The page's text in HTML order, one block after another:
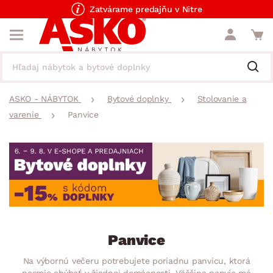
Zatvárame predajňu v Nitre
ASKO - NÁBYTOK Bytové doplnky
Stolovanie a
varenie
Panvice
Panvice
Na výbornú večeru potrebujete poriadnu panvicu, ktorá